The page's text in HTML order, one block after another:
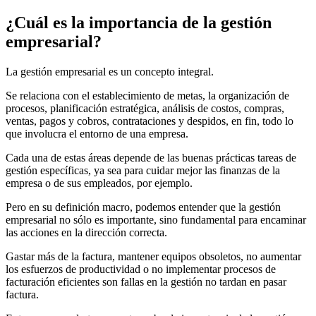
¿Cuál es la importancia de la gestión
empresarial?
La gestión empresarial es un concepto integral.
Se relaciona con el establecimiento de metas, la organización de
procesos, planificación estratégica, análisis de costos, compras,
ventas, pagos y cobros, contrataciones y despidos, en fin, todo lo
que involucra el entorno de una empresa.
Cada una de estas áreas depende de las buenas prácticas tareas de
gestión específicas, ya sea para cuidar mejor las finanzas de la
empresa o de sus empleados, por ejemplo.
Pero en su definición macro, podemos entender que la gestión
empresarial no sólo es importante, sino fundamental para encaminar
las acciones en la dirección correcta.
Gastar más de la factura, mantener equipos obsoletos, no aumentar
los esfuerzos de productividad o no implementar procesos de
facturación eficientes son fallas en la gestión no tardan en pasar
factura.